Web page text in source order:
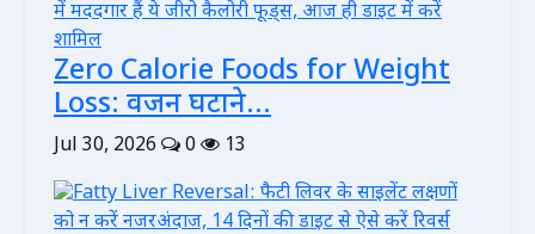
Zero Calorie Foods for Weight
Loss: वजन घटाने...
Jul 30, 2026 0 13